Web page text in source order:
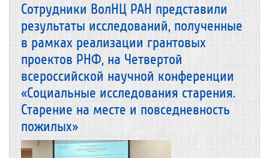
Сотрудники ВолНЦ РАН представили
результаты исследований, полученные
в рамках реализации грантовых
проектов РНФ, на Четвертой
всероссийской научной конференции
«Социальные исследования старения.
Старение на месте и повседневность
пожилых»